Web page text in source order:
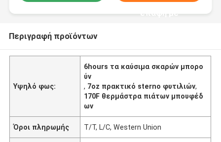
επαφή με
Περιγραφή προϊόντων
Υψηλό φως:
6hours τα καύσιμα σκαρών μπορο
ύν
, 7oz πρακτικό sterno φυτιλιών,
170F θερμάστρα πιάτων μπουφέδ
ων
Όροι πληρωμής T/T, L/C, Western Union